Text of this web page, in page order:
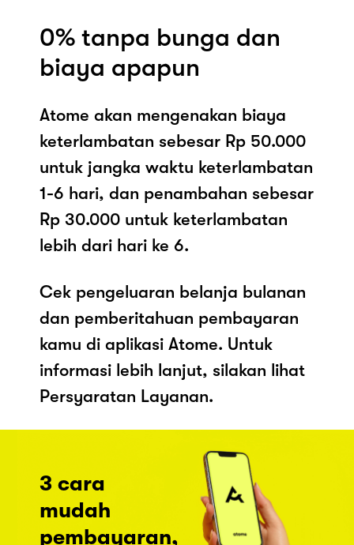
0% tanpa bunga dan
biaya apapun
Atome akan mengenakan biaya
keterlambatan sebesar Rp 50.000
untuk jangka waktu keterlambatan
1-6 hari, dan penambahan sebesar
Rp 30.000 untuk keterlambatan
lebih dari hari ke 6.
Cek pengeluaran belanja bulanan
dan pemberitahuan pembayaran
kamu di aplikasi Atome. Untuk
informasi lebih lanjut, silakan lihat
Persyaratan Layanan.
3 cara
mudah
pembayaran,